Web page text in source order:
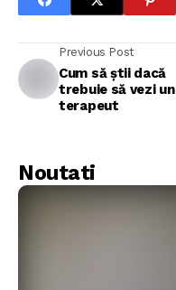
Previous Post
Cum să știi dacă
trebuie să vezi un
terapeut
Noutati